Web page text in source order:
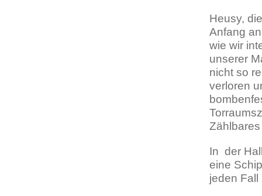
Heusy,
Anfang
wie wir
unserer
nicht so
verloren
In der
eine
jeden